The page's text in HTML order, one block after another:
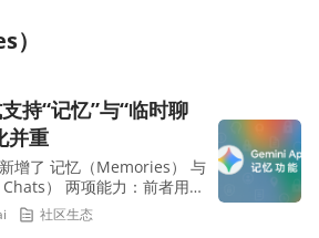
持“记忆”与“临时聊
并重
增了 记忆（Memories） 与
） 两项能力：前者用于
事实，提升个性化回答质
社区生态